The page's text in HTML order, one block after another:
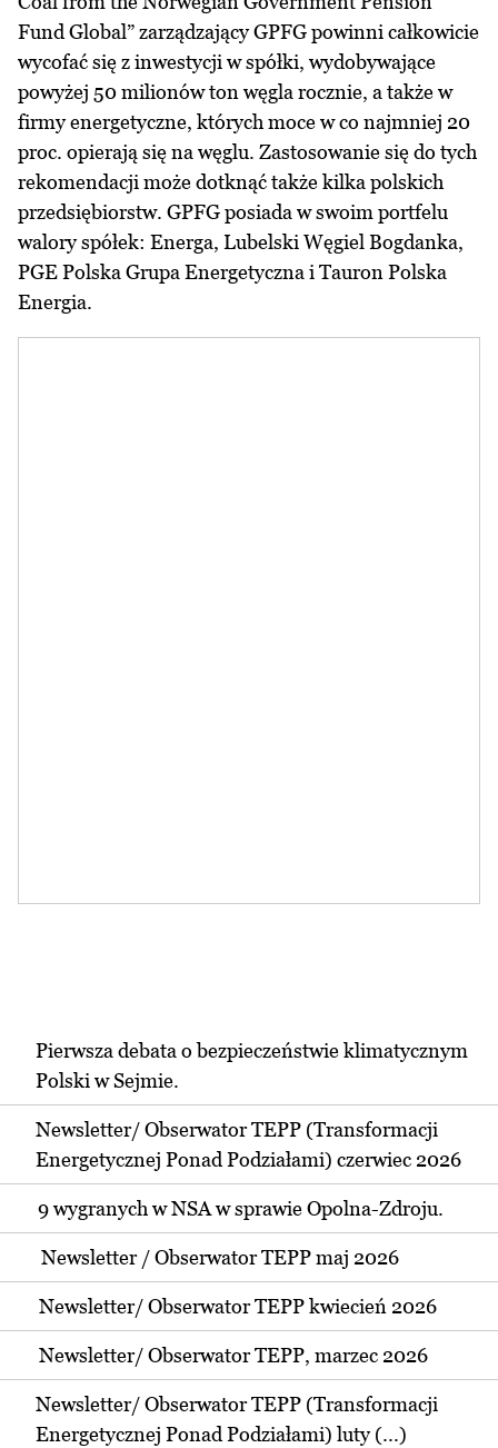
Fund Global” zarządzający GPFG powinni całkowicie
wycofać się z inwestycji w spółki, wydobywające
powyżej 50 milionów ton węgla rocznie, a także w
firmy energetyczne, których moce w co najmniej 20
proc. opierają się na węglu. Zastosowanie się do tych
rekomendacji może dotknąć także kilka polskich
przedsiębiorstw. GPFG posiada w swoim portfelu
walory spółek: Energa, Lubelski Węgiel Bogdanka,
PGE Polska Grupa Energetyczna i Tauron Polska
Energia.
Pierwsza debata o bezpieczeństwie klimatycznym
Polski w Sejmie.
Newsletter/ Obserwator TEPP (Transformacji
Energetycznej Ponad Podziałami) czerwiec 2026
9 wygranych w NSA w sprawie Opolna-Zdroju.
Newsletter / Obserwator TEPP maj 2026
Newsletter/ Obserwator TEPP kwiecień 2026
Newsletter/ Obserwator TEPP, marzec 2026
Newsletter/ Obserwator TEPP (Transformacji
Energetycznej Ponad Podziałami) luty (...)